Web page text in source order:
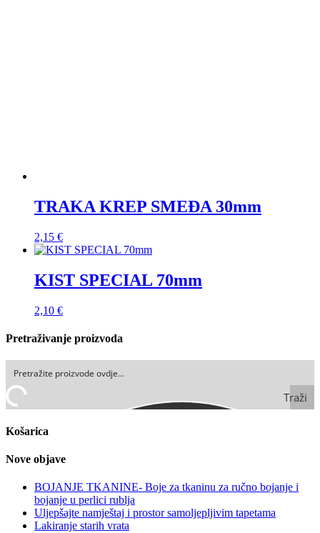
TRAKA KREP SMEĐA 30mm
2,15 €
KIST SPECIAL 70mm
2,10 €
Pretraživanje proizvoda
Traži
Košarica
Nove objave
BOJANJE TKANINE- Boje za tkaninu za ručno bojanje i
bojanje u perlici rublja
Uljepšajte namještaj i prostor samoljepljivim tapetama
Lakiranje starih vrata